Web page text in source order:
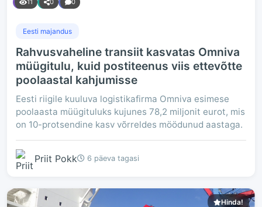
11 0 0
Eesti majandus
Rahvusvaheline transiit kasvatas Omniva
müügitulu, kuid postiteenus viis ettevõtte
poolaastal kahjumisse
Eesti riigile kuuluva logistikafirma Omniva esimese
poolaasta müügituluks kujunes 78,2 miljonit eurot, mis
on 10-protsendine kasv võrreldes möödunud aastaga.
Priit Pokk 6 päeva tagasi
Hinda!